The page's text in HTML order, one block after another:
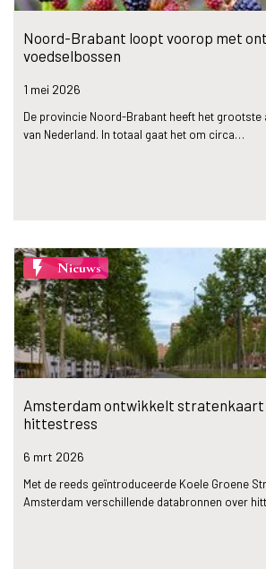
Noord-Brabant loopt voorop met
voedselbossen
1 mei 2026
De provincie Noord-Brabant heeft het
van Nederland. In totaal gaat het om circa…
flash_on Nieuws
Amsterdam ontwikkelt stratenkaart
hittestress
6 mrt 2026
Met de reeds geïntroduceerde Koele Groene
Amsterdam verschillende databronnen over